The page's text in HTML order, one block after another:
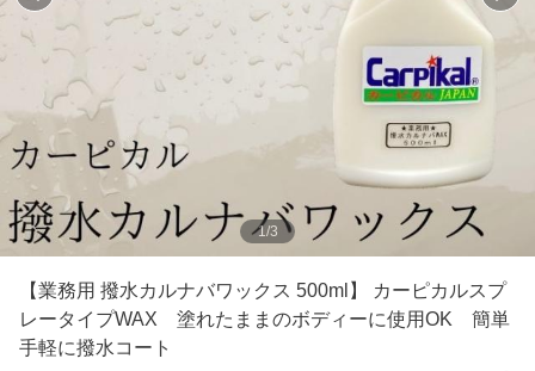
1/3
【業務用 撥水カルナバワックス 500ml】 カーピカルスプ
レータイプWAX 塗れたままのボディーに使用OK 簡単
手軽に撥水コート